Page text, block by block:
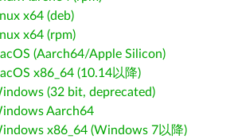
x64 (deb)
x64 (rpm)
(Aarch64/Apple Silicon)
x86_64 (10.14以降)
(32 bit, deprecated)
Aarch64
x86_64 (Windows 7以降)